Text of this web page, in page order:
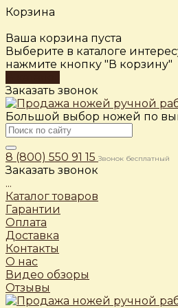
Корзина
Ваша корзина пуста
Выберите в каталоге
нажмите кнопку "В корзину"
Заказать звонок
Большой выбор ножей по
8 (800) 550 91 15 Звонок бесплатный
Заказать звонок
...
Каталог товаров
Гарантии
Оплата
Доставка
Контакты
О нас
Видео обзоры
Отзывы